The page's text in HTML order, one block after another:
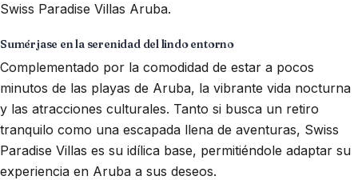
Swiss Paradise Villas Aruba.
Sumérjase en la serenidad del lindo entorno
Complementado por la comodidad de estar a pocos
minutos de las playas de Aruba, la vibrante vida nocturna
y las atracciones culturales. Tanto si busca un retiro
tranquilo como una escapada llena de aventuras, Swiss
Paradise Villas es su idílica base, permitiéndole adaptar su
experiencia en Aruba a sus deseos.